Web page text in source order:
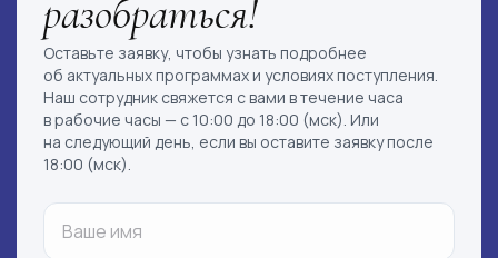
разобраться!
Оставьте заявку, чтобы узнать подробнее
об актуальных программах и условиях поступления.
Наш сотрудник свяжется с вами в течение часа
в рабочие часы — с 10:00 до 18:00 (мск). Или
на следующий день, если вы оставите заявку после
18:00 (мск).